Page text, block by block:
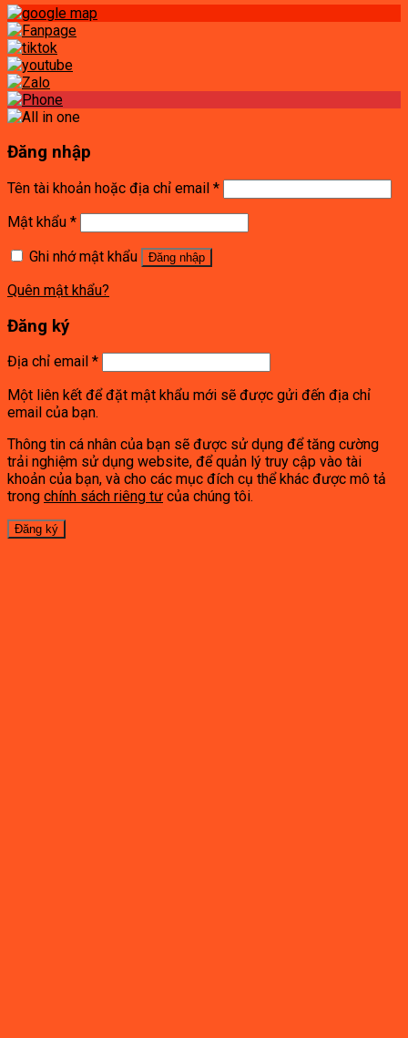
Đăng nhập
Tên tài khoản hoặc địa chỉ email *
Mật khẩu *
Ghi nhớ mật khẩu
Đăng nhập
Quên mật khẩu?
Đăng ký
Địa chỉ email *
Một liên kết để đặt mật khẩu mới sẽ được gửi đến địa chỉ
email của bạn.
Thông tin cá nhân của bạn sẽ được sử dụng để tăng cường
trải nghiệm sử dụng website, để quản lý truy cập vào tài
khoản của bạn, và cho các mục đích cụ thể khác được mô tả
trong chính sách riêng tư của chúng tôi.
Đăng ký